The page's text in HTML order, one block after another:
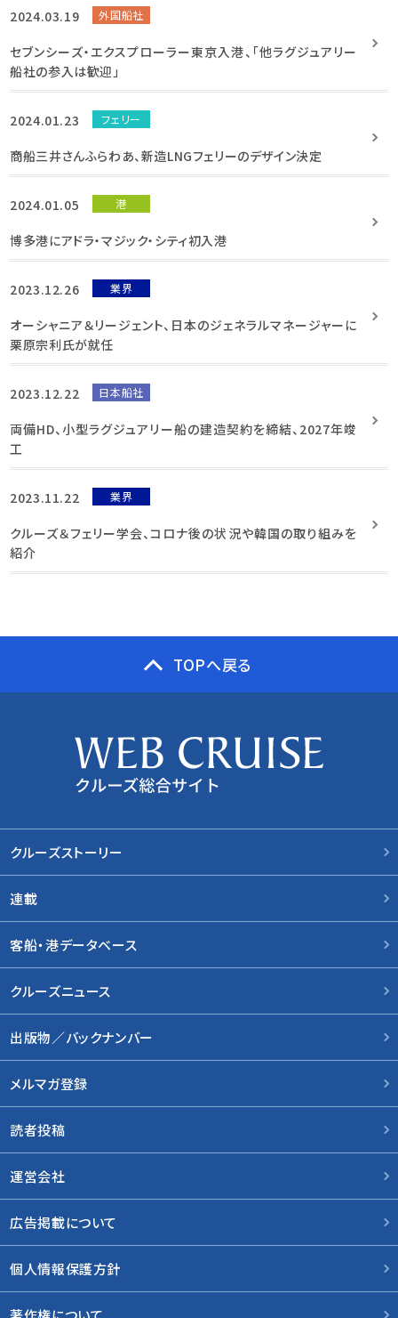
2024.03.19 外国船社
セブンシーズ・エクスプローラー東京入港、「他ラグジュアリー
船社の参入は歓迎」
2024.01.23 フェリー
商船三井さんふらわあ、新造LNGフェリーのデザイン決定
2024.01.05 港
博多港にアドラ・マジック・シティ初入港
2023.12.26 業界
オーシャニア＆リージェント、日本のジェネラルマネージャーに
栗原宗利氏が就任
2023.12.22 日本船社
両備HD、小型ラグジュアリー船の建造契約を締結、2027年竣
工
2023.11.22 業界
クルーズ＆フェリー学会、コロナ後の状況や韓国の取り組みを
紹介
TOPへ戻る
クルーズストーリー
連載
客船・港データベース
クルーズニュース
出版物／バックナンバー
メルマガ登録
読者投稿
運営会社
広告掲載について
個人情報保護方針